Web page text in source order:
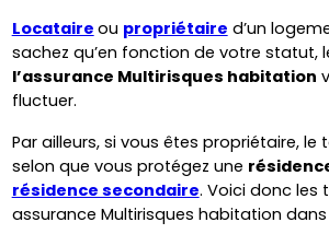
Locataire ou propriétaire d’un
l’assurance Multirisques habitation
fluctuer.
Par ailleurs, si vous êtes propriétaire, le
selon que vous protégez une
résidence secondaire. Voici donc les
assurance Multirisques habitation dans